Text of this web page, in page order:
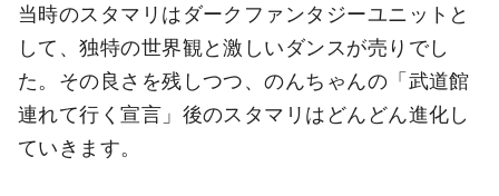
当時のスタマリはダークファンタジーユニットと
して、独特の世界観と激しいダンスが売りでし
た。その良さを残しつつ、のんちゃんの「武道館
連れて行く宣言」後のスタマリはどんどん進化し
ていきます。